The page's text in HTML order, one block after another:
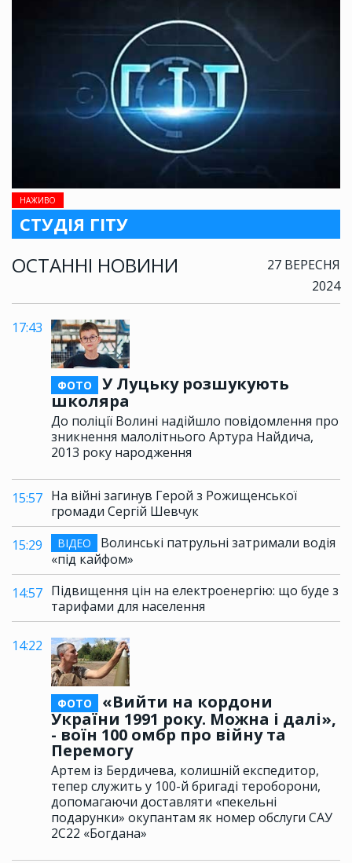
НАЖИВО
СТУДІЯ ГІТУ
ОСТАННІ НОВИНИ
27 ВЕРЕСНЯ
2024
17:43
ФОТО
У Луцьку розшукують
школяра
До поліції Волині надійшло повідомлення про
зникнення малолітнього Артура Найдича,
2013 року народження
15:57 На війні загинув Герой з Рожищенської
громади Сергій Шевчук
15:29
ВІДЕО
Волинські патрульні затримали водія
«під кайфом»
14:57 Підвищення цін на електроенергію: що буде з
тарифами для населення
14:22
ФОТО
«Вийти на кордони
України 1991 року. Можна і далі»,
- воїн 100 омбр про війну та
Перемогу
Артем із Бердичева, колишній експедитор,
тепер служить у 100-й бригаді тероборони,
допомагаючи доставляти «пекельні
подарунки» окупантам як номер обслуги САУ
2С22 «Богдана»